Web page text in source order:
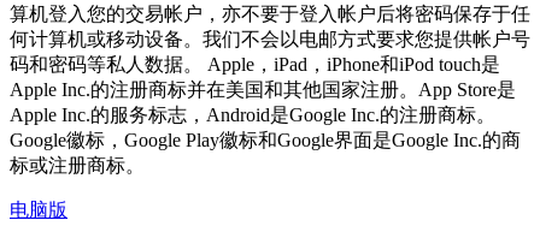
算机登入您的交易帐户，亦不要于登入帐户后将密码保存于任
何计算机或移动设备。我们不会以电邮方式要求您提供帐户号
码和密码等私人数据。 Apple，iPad，iPhone和iPod touch是
Apple Inc.的注册商标并在美国和其他国家注册。App Store是
Apple Inc.的服务标志，Android是Google Inc.的注册商标。
Google徽标，Google Play徽标和Google界面是Google Inc.的商
标或注册商标。
电脑版